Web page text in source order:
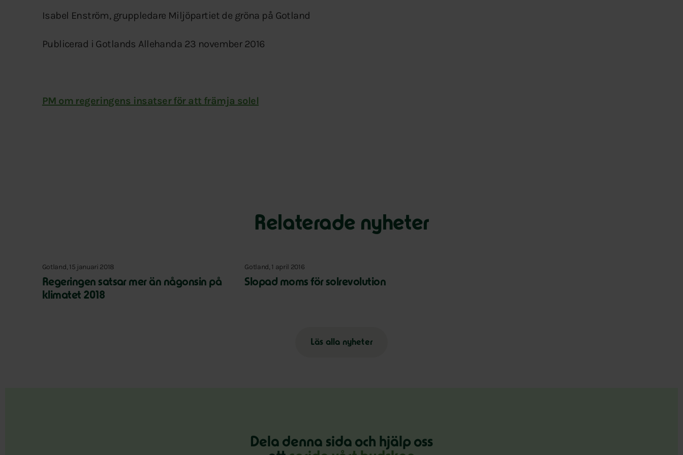
Isabel Enström, gruppledare Miljöpartiet de gröna på Gotland
Publicerad i Gotlands Allehanda 23 november 2016
PM om regeringens insatser för att främja solel
Relaterade nyheter
Gotland, 15 januari 2018
Regeringen satsar mer än någonsin på
klimatet 2018
Gotland, 1 april 2016
Slopad moms för solrevolution
Läs alla nyheter
Dela denna sida och hjälp oss